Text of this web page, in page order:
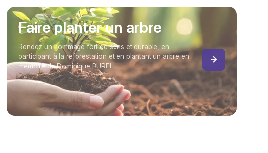
Faire planter un arbre
Rendez un hommage fort de sens et durable, en
participant à la reforestation et en plantant un arbre en
mémoire de Dominique BUREL.